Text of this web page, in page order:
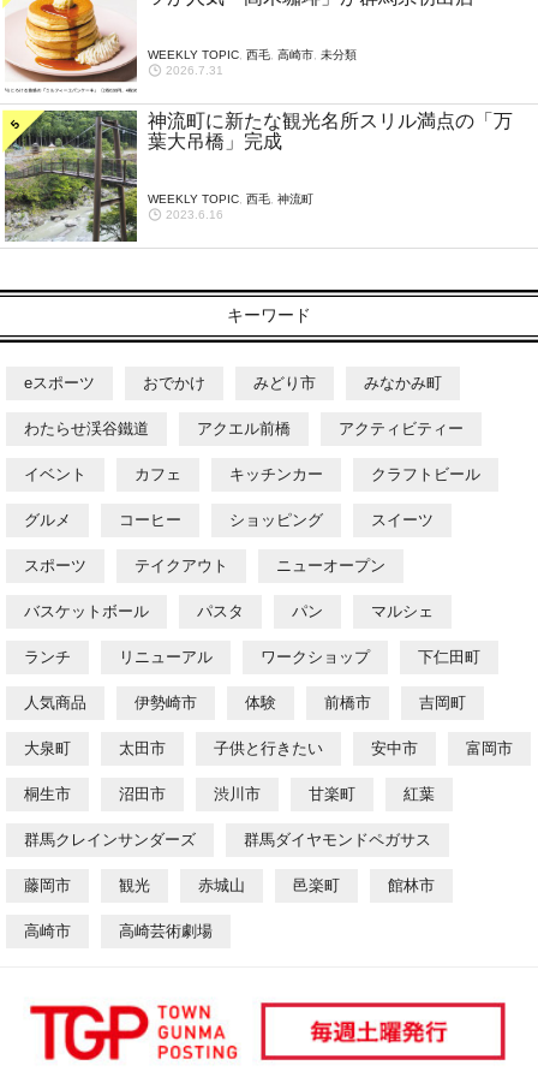
WEEKLY TOPIC, 西毛, 高崎市, 未分類
2026.7.31
神流町に新たな観光名所スリル満点の「万
葉大吊橋」完成
WEEKLY TOPIC, 西毛, 神流町
2023.6.16
キーワード
eスポーツ おでかけ みどり市 みなかみ町
わたらせ渓谷鐵道 アクエル前橋 アクティビティー
イベント カフェ キッチンカー クラフトビール
グルメ コーヒー ショッピング スイーツ
スポーツ テイクアウト ニューオープン
バスケットボール パスタ パン マルシェ
ランチ リニューアル ワークショップ 下仁田町
人気商品 伊勢崎市 体験 前橋市 吉岡町
大泉町 太田市 子供と行きたい 安中市 富岡市
桐生市 沼田市 渋川市 甘楽町 紅葉
群馬クレインサンダーズ 群馬ダイヤモンドペガサス
藤岡市 観光 赤城山 邑楽町 館林市
高崎市 高崎芸術劇場